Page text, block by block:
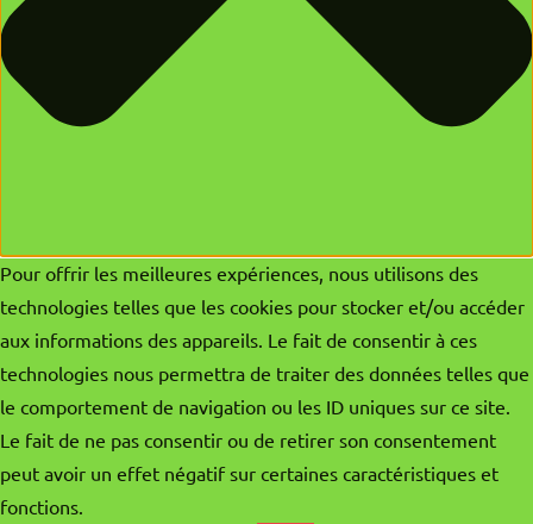
Pour offrir les meilleures expériences, nous utilisons des
technologies telles que les cookies pour stocker et/ou accéder
aux informations des appareils. Le fait de consentir à ces
technologies nous permettra de traiter des données telles que
le comportement de navigation ou les ID uniques sur ce site.
Le fait de ne pas consentir ou de retirer son consentement
peut avoir un effet négatif sur certaines caractéristiques et
fonctions.